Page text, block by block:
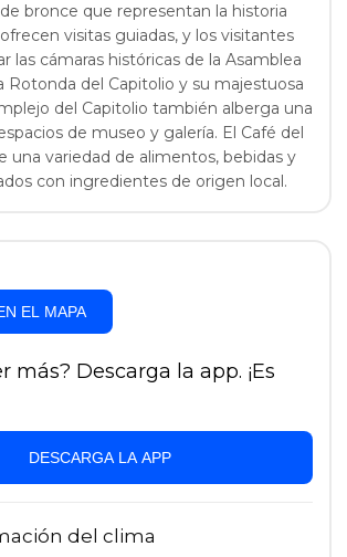
bronce que representan la historia
visitas guiadas, y los visitantes
las cámaras históricas de la Asamblea
Rotonda del Capitolio y su majestuosa
del Capitolio también alberga una
de museo y galería. El Café del
una variedad de alimentos, bebidas y
con ingredientes de origen local.
EL MAPA
más? Descarga la app. ¡Es
DESCARGA LA APP
del clima